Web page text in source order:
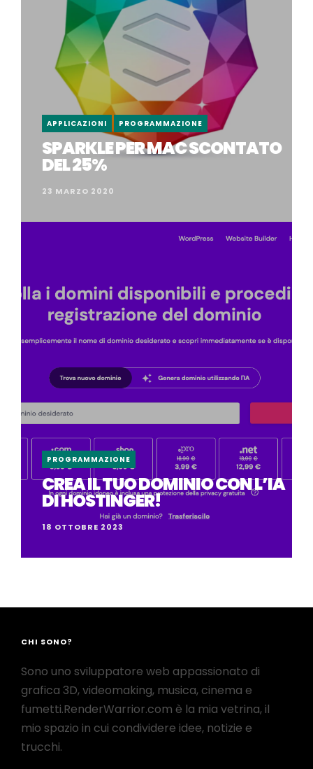
APPLICAZIONI PROGRAMMAZIONE
SPARKLE PER MAC SCONTATO
DEL 25%
23 MARZO 2020
PROGRAMMAZIONE
CREA IL TUO DOMINIO CON L’IA
DI HOSTINGER!
18 OTTOBRE 2023
CHI SONO?
Sono uno sviluppatore web appassionato di
grafica 3D, videomaking, musica, cinema e
fumetti.RenderWarrior.com è la mia vetrina, il
mio spazio in cui condividere idee, notizie e
trucchi.